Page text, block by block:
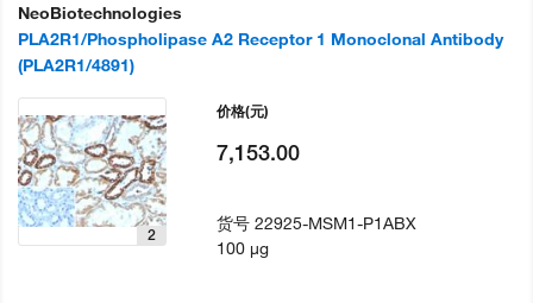
NeoBiotechnologies
PLA2R1/Phospholipase A2 Receptor 1 Monoclonal Antibody
(PLA2R1/4891)
2
价格(元)
7,153.00
货号22925-MSM1-P1ABX
100 µg